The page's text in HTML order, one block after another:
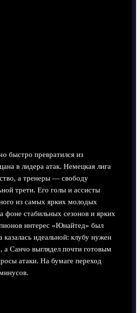
быстро превратился из
в лидера атак. Немецкая лига
а тренеры — свободу
трети. Его голы и ассисты
из самых ярких молодых
фоне стабильных сезонов и ярких
интерес «Юнайтед» был
идеальной: клубу нужен
а Санчо выглядел почти готовым
атаки. На бумаге переход